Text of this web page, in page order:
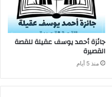
‬القصيرة
منذ 5 أيام